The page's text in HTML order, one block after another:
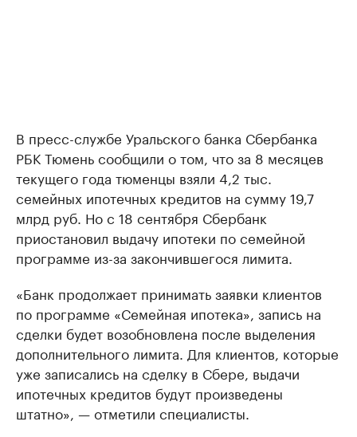
В пресс-службе Уральского банка Сбербанка
РБК Тюмень сообщили о том, что за 8 месяцев
текущего года тюменцы взяли 4,2 тыс.
семейных ипотечных кредитов на сумму 19,7
млрд руб. Но с 18 сентября Сбербанк
приостановил выдачу ипотеки по семейной
программе из-за закончившегося лимита.
«Банк продолжает принимать заявки клиентов
по программе «Семейная ипотека», запись на
сделки будет возобновлена после выделения
дополнительного лимита. Для клиентов, которые
уже записались на сделку в Сбере, выдачи
ипотечных кредитов будут произведены
штатно», — отметили специалисты.